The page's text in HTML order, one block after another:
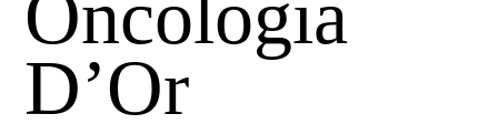
Oncologia
D’Or